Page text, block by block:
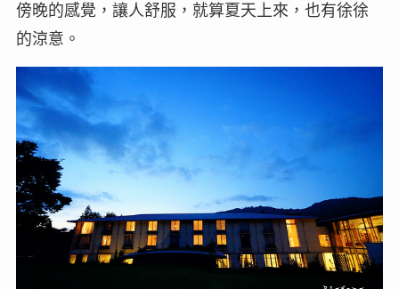
傍晚的感覺，讓人舒服，就算夏天上來，也有徐徐
的涼意。